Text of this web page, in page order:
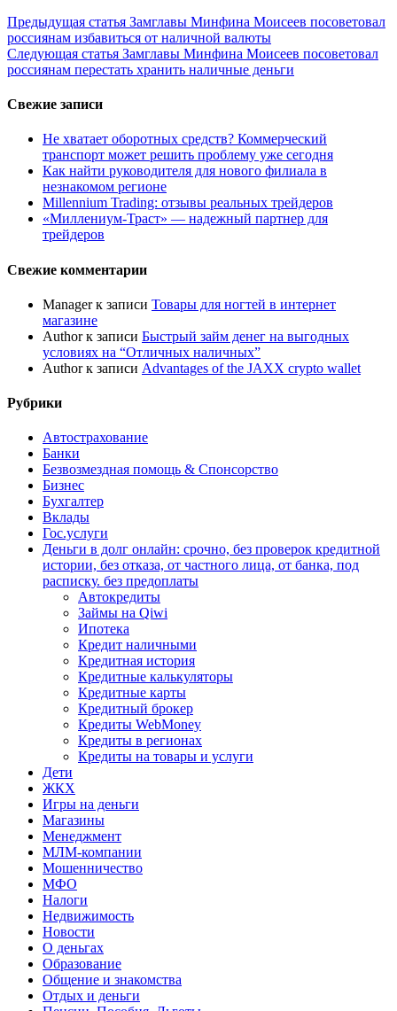
Продолжить
чтение
Предыдущая статья Замглавы Минфина Моисеев посоветовал
россиянам избавиться от наличной валюты
Следующая статья Замглавы Минфина Моисеев посоветовал
россиянам перестать хранить наличные деньги
Свежие записи
Не хватает оборотных средств? Коммерческий
транспорт может решить проблему уже сегодня
Как найти руководителя для нового филиала в
незнакомом регионе
Millennium Trading: отзывы реальных трейдеров
«Миллениум-Траст» — надежный партнер для
трейдеров
Свежие комментарии
Managerк записи Товары для ногтей в интернет
магазине
Authorк записи Быстрый займ денег на выгодных
условиях на “Отличных наличных”
Authorк записи Advantages of the JAXX crypto wallet
Рубрики
Автострахование
Банки
Безвозмездная помощь & Спонсорство
Бизнес
Бухгалтер
Вклады
Гос.услуги
Деньги в долг онлайн: срочно, без проверок кредитной
истории, без отказа, от частного лица, от банка, под
расписку. без предоплаты
Автокредиты
Займы на Qiwi
Ипотека
Кредит наличными
Кредитная история
Кредитные калькуляторы
Кредитные карты
Кредитный брокер
Кредиты WebMoney
Кредиты в регионах
Кредиты на товары и услуги
Дети
ЖКХ
Игры на деньги
Магазины
Менеджмент
МЛМ-компании
Мошенничество
МФО
Налоги
Недвижимость
Новости
О деньгах
Образование
Общение и знакомства
Отдых и деньги